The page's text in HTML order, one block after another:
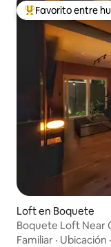
De los mejores en
Favorito entre
Loft en Boquete
Boquete Loft Near
Familiar · Ubicación ·